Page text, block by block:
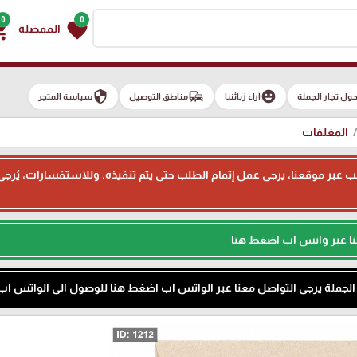
0
favorite المفضلة
0
تجار الجملة emoji_emotionsآراء زبائننا commuteمناطق التوصيل securityسياسة المتجر
المغلفات
طلب عبر موقعنا، يرجى عمل إتمام الطلب حتى يتم تنفيذه. وللاستفسارات،
عبر واتس اب اضغط هنا
الجملة يرجى التواصل معنا عبر الواتس اب اضغط هنا للوصول الى الواتس